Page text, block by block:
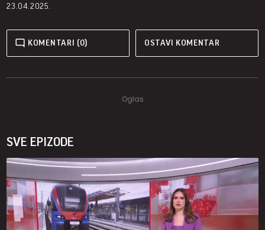
23.04.2025.
KOMENTARI (0) OSTAVI KOMENTAR
SVE EPIZODE